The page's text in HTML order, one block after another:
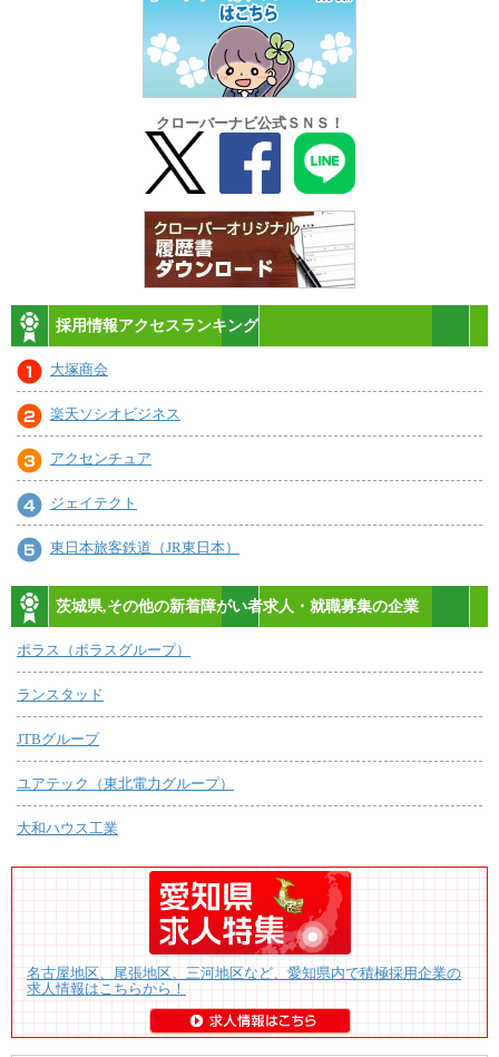
クローバーナビ公式ＳＮＳ！
採用情報アクセスランキング
大塚商会
楽天ソシオビジネス
アクセンチュア
ジェイテクト
東日本旅客鉄道（JR東日本）
茨城県,その他の新着障がい者求人・就職募集の企業
ポラス（ポラスグループ）
ランスタッド
JTBグループ
ユアテック（東北電力グループ）
大和ハウス工業
名古屋地区、尾張地区、三河地区など、愛知県内で積極採用企業の
求人情報はこちらから！